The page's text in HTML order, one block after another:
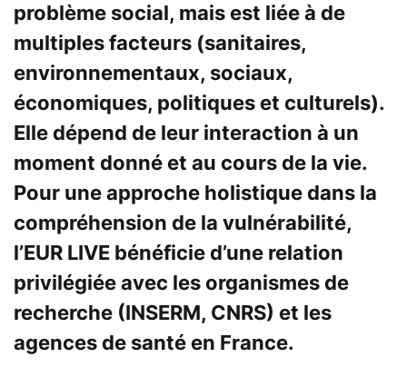
problème social, mais est liée à de
multiples facteurs (sanitaires,
environnementaux, sociaux,
économiques, politiques et culturels).
Elle dépend de leur interaction à un
moment donné et au cours de la vie.
Pour une approche holistique dans la
compréhension de la vulnérabilité,
l’EUR LIVE bénéficie d’une relation
privilégiée avec les organismes de
recherche (INSERM, CNRS) et les
agences de santé en France.